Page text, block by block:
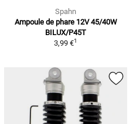
Spahn
Ampoule de phare 12V 45/40W
BILUX/P45T
3,99 €1